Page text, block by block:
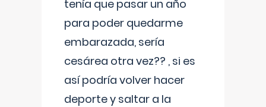
tenía que pasar un año
para poder quedarme
embarazada, sería
cesárea otra vez?? , si es
así podría volver hacer
deporte y saltar a la